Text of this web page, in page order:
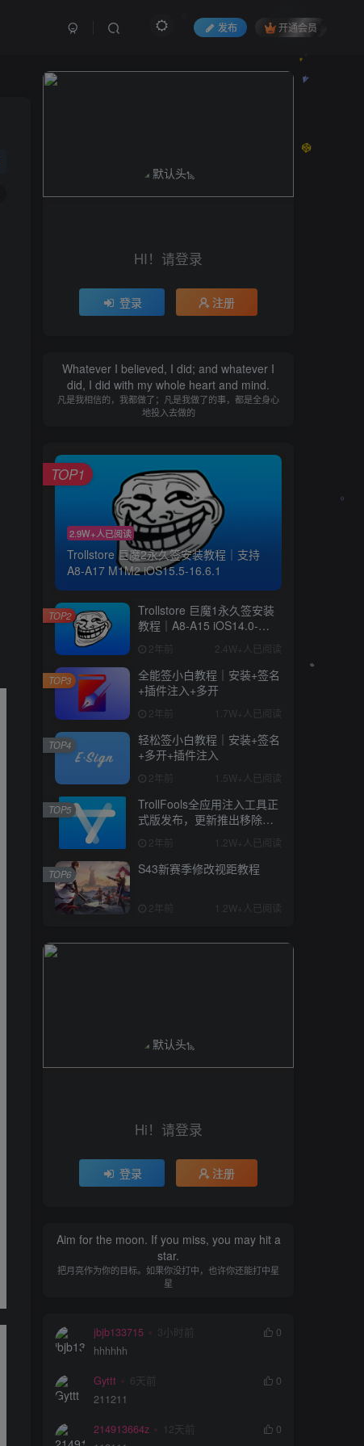
发布 开通会员
HI！请登录
登录 注册
Whatever I believed, I did; and whatever I
did, I did with my whole heart and mind.
凡是我相信的，我都做了；凡是我做了的事，都是全身心
地投入去做的
2.9W+人已阅读
Trollstore 巨魔2永久签安装教程｜支持
A8-A17 M1M2 iOS15.5-16.6.1
TOP1
Trollstore 巨魔1永久签安装
教程｜A8-A15 iOS14.0-
2年前 2.4W+人已阅读
TOP2
全能签小白教程｜安装+签名
+插件注入+多开
2年前 1.7W+人已阅读
TOP3
轻松签小白教程｜安装+签名
+多开+插件注入
2年前 1.5W+人已阅读
TOP4
TrollFools全应用注入工具正
式版发布，更新推出移除
2年前 1.2W+人已阅读
TOP5
S43新赛季修改视距教程
2年前 1.2W+人已阅读
TOP6
Hi！请登录
登录 注册
Aim for the moon. If you miss, you may hit a
star.
把月亮作为你的目标。如果你没打中，也许你还能打中星
星
jbjb133715 3小时前
0
hhhhhh
Gyttt 6天前
0
211211
214913664z 12天前
0